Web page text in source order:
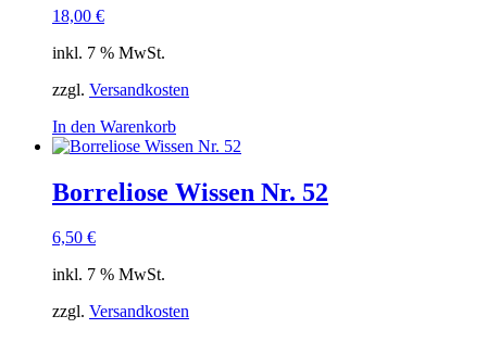
18,00 €
inkl. 7 % MwSt.
zzgl. Versandkosten
In den Warenkorb
Borreliose Wissen Nr. 52
6,50 €
inkl. 7 % MwSt.
zzgl. Versandkosten